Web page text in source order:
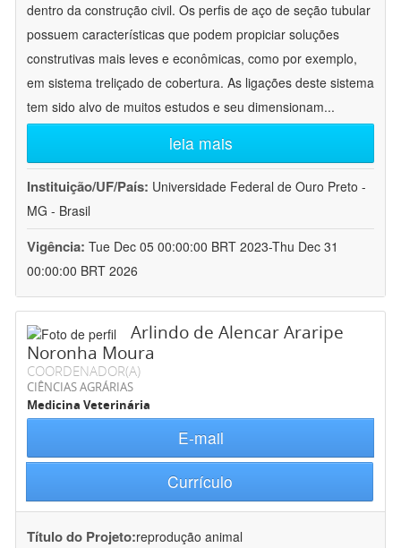
dentro da construção civil. Os perfis de aço de seção tubular
possuem características que podem propiciar soluções
construtivas mais leves e econômicas, como por exemplo,
em sistema treliçado de cobertura. As ligações deste sistema
tem sido alvo de muitos estudos e seu dimensionam...
leia mais
Instituição/UF/País: Universidade Federal de Ouro Preto -
MG - Brasil
Vigência: Tue Dec 05 00:00:00 BRT 2023-Thu Dec 31
00:00:00 BRT 2026
Arlindo de Alencar Araripe
Noronha Moura
COORDENADOR(A)
CIÊNCIAS AGRÁRIAS
Medicina Veterinária
E-mail
Currículo
Título do Projeto:reprodução animal